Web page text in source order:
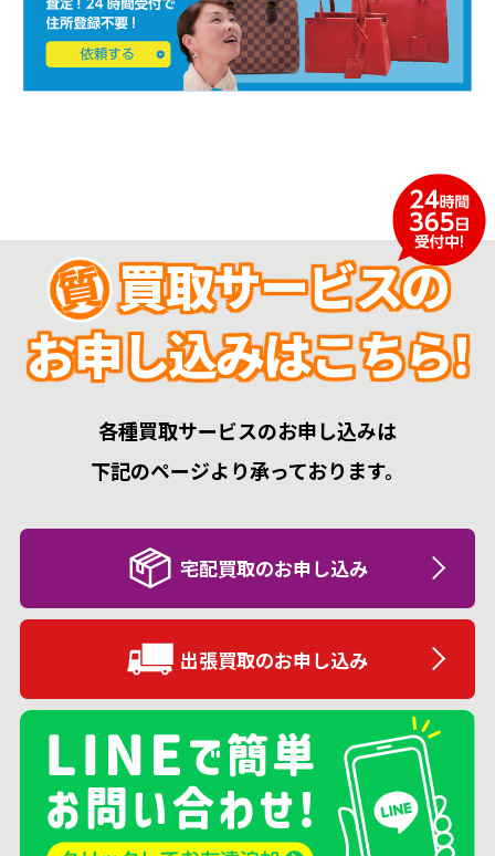
買取サービスの
お申し込みはこちら!
各種買取サービスのお申し込みは
下記のページより承っております。
宅配買取のお申し込み
出張買取のお申し込み